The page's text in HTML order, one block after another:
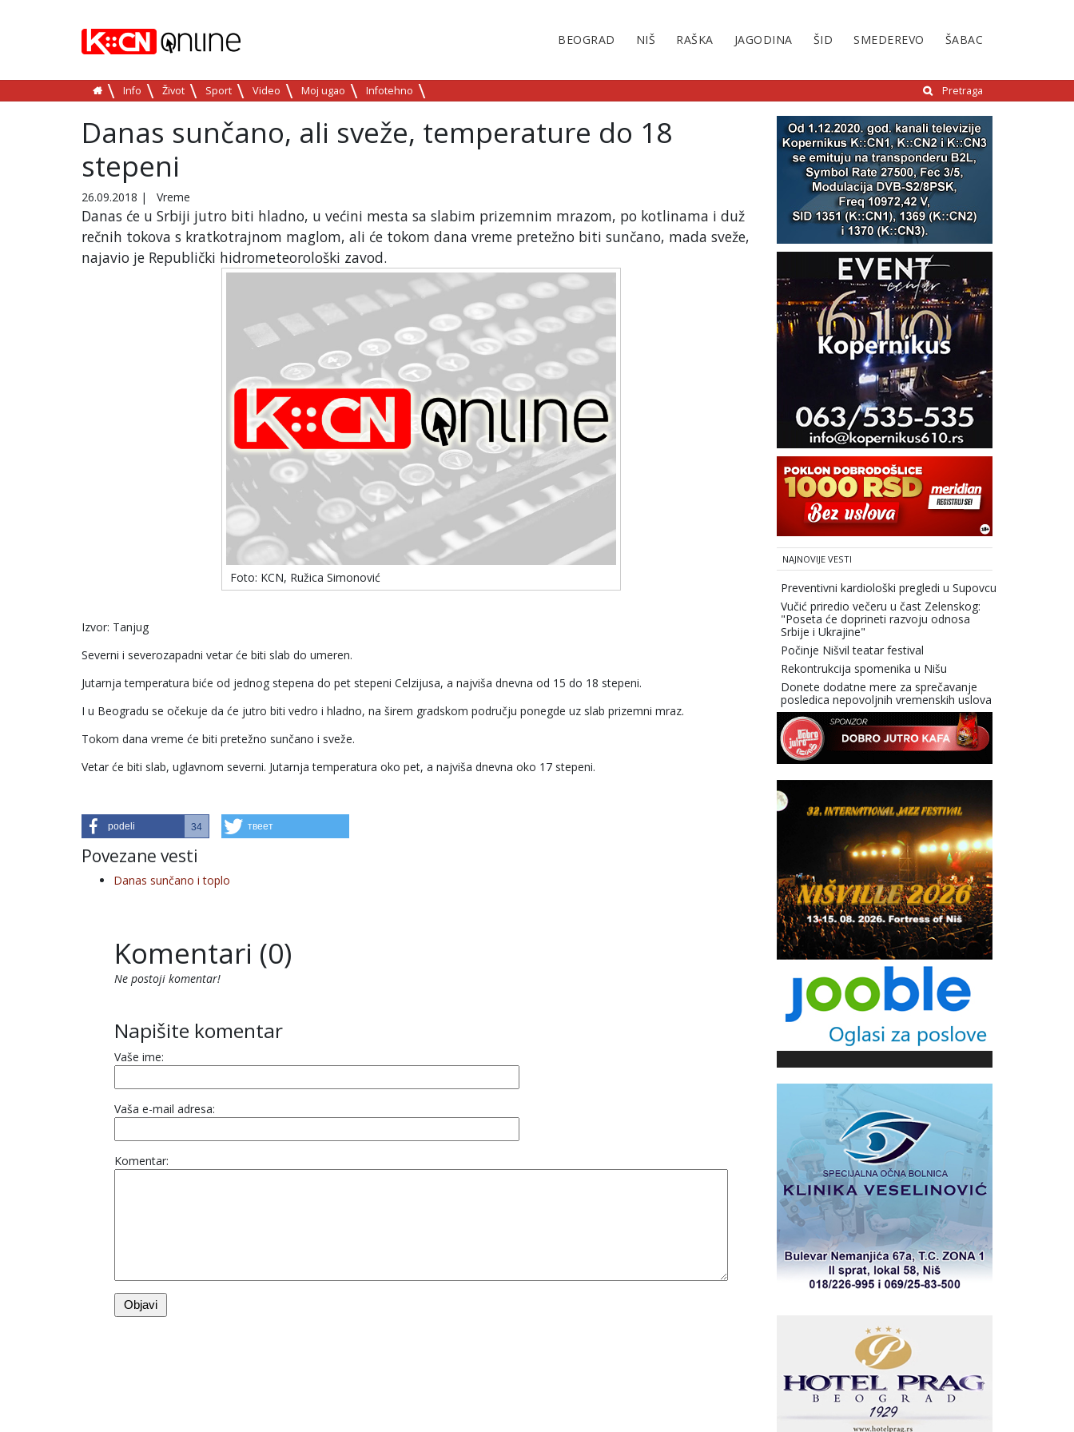
BEOGRAD NIŠ RAŠKA JAGODINA ŠID SMEDEREVO ŠABAC
Info Život Sport Video Moj ugao Infotehno Pretraga
Danas sunčano, ali sveže, temperature do 18
stepeni
26.09.2018 | Vreme
Danas će u Srbiji jutro biti hladno, u većini mesta sa slabim prizemnim mrazom, po kotlinama i duž
rečnih tokova s kratkotrajnom maglom, ali će tokom dana vreme pretežno biti sunčano, mada sveže,
najavio je Republički hidrometeorološki zavod.
Foto: KCN, Ružica Simonović
Izvor: Tanjug
Severni i severozapadni vetar će biti slab do umeren.
Jutarnja temperatura biće od jednog stepena do pet stepeni Celzijusa, a najviša dnevna od 15 do 18 stepeni.
I u Beogradu se očekuje da će jutro biti vedro i hladno, na širem gradskom području ponegde uz slab prizemni mraz.
Tokom dana vreme će biti pretežno sunčano i sveže.
Vetar će biti slab, uglavnom severni. Jutarnja temperatura oko pet, a najviša dnevna oko 17 stepeni.
podeli 34 твеет
Povezane vesti
Danas sunčano i toplo
Komentari (0)
Ne postoji komentar!
Napišite komentar
Vaše ime:
Vaša e-mail adresa:
Komentar:
NAJNOVIJE VESTI
Preventivni kardiološki pregledi u Supovcu
Vučić priredio večeru u čast Zelenskog:
"Poseta će doprineti razvoju odnosa
Srbije i Ukrajine"
Počinje Nišvil teatar festival
Rekontrukcija spomenika u Nišu
Donete dodatne mere za sprečavanje
posledica nepovoljnih vremenskih uslova